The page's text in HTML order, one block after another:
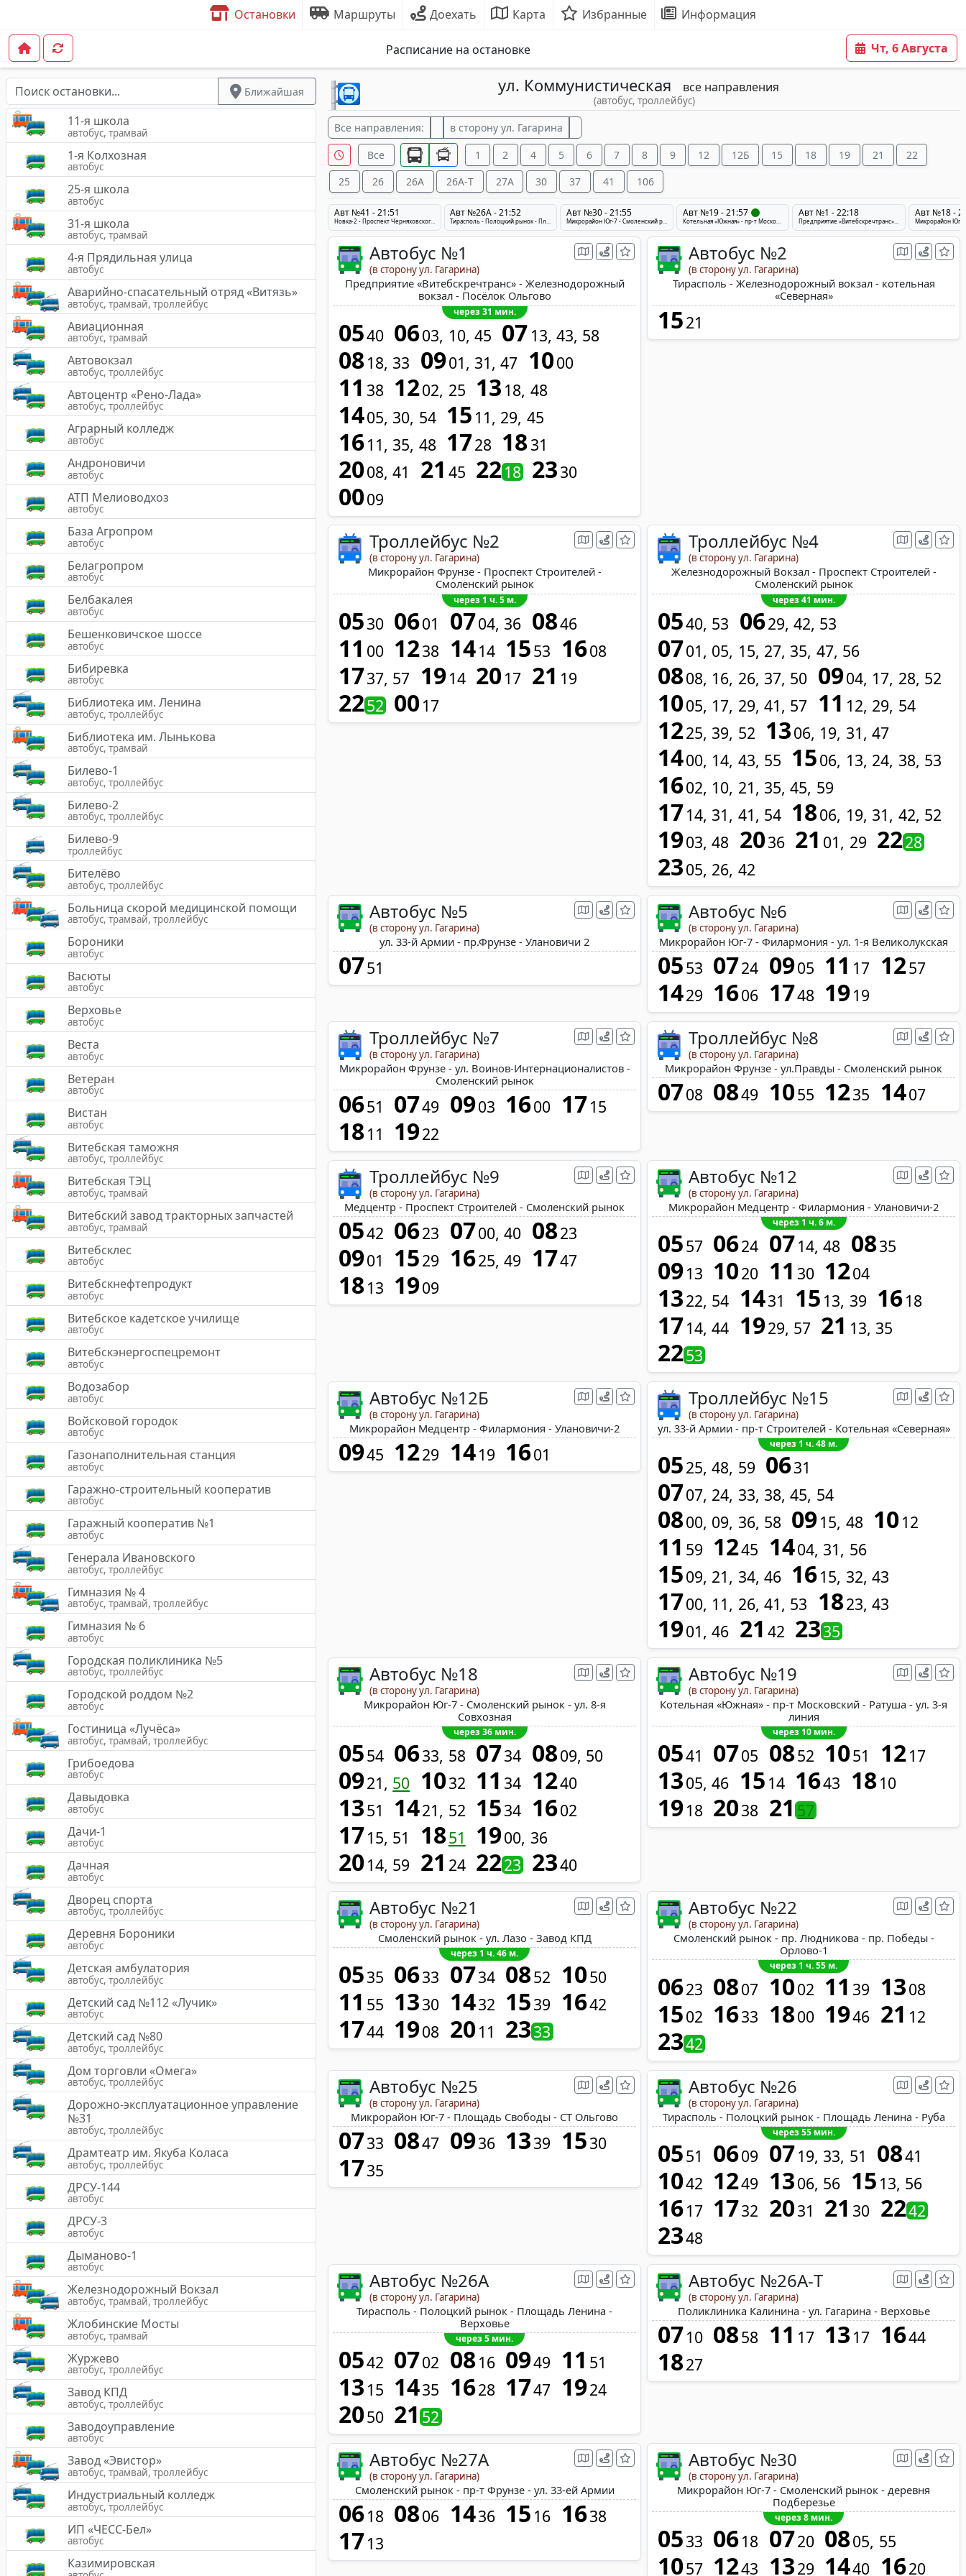
Остановки Маршруты Доехать Карта Избранные Информация
Расписание на остановке Чт, 6 Августа
Ближайшая
11-я школа
автобус, трамвай
1-я Колхозная
автобус
25-я школа
автобус
31-я школа
автобус, трамвай
4-я Прядильная улица
автобус
Аварийно-спасательный отряд «Витязь»
автобус, трамвай, троллейбус
Авиационная
автобус, трамвай
Автовокзал
автобус, троллейбус
Автоцентр «Рено-Лада»
автобус, троллейбус
Аграрный колледж
автобус
Андроновичи
автобус
АТП Мелиоводхоз
автобус
База Агропром
автобус
Белагропром
автобус
Белбакалея
автобус
Бешенковичское шоссе
автобус
Бибиревка
автобус
Библиотека им. Ленина
автобус, троллейбус
Библиотека им. Лынькова
автобус, трамвай
Билево-1
автобус, троллейбус
Билево-2
автобус, троллейбус
Билево-9
троллейбус
Бителёво
автобус, троллейбус
Больница скорой медицинской помощи
автобус, трамвай, троллейбус
Бороники
автобус
Васюты
автобус
Верховье
автобус
Веста
автобус
Ветеран
автобус
Вистан
автобус
Витебская таможня
автобус, троллейбус
Витебская ТЭЦ
автобус, трамвай
Витебский завод тракторных запчастей
автобус, трамвай
Витебсклес
автобус
Витебскнефтепродукт
автобус
Витебское кадетское училище
автобус
Витебскэнергоспецремонт
автобус
Водозабор
автобус
Войсковой городок
автобус
Газонаполнительная станция
автобус
Гаражно-строительный кооператив
автобус
Гаражный кооператив №1
автобус
Генерала Ивановского
автобус, троллейбус
Гимназия № 4
автобус, трамвай, троллейбус
Гимназия № 6
автобус
Городская поликлиника №5
автобус, троллейбус
Городской роддом №2
автобус
Гостиница «Лучёса»
автобус, трамвай, троллейбус
Грибоедова
автобус
Давыдовка
автобус
Дачи-1
автобус
Дачная
автобус
Дворец спорта
автобус, троллейбус
Деревня Бороники
автобус
Детская амбулатория
автобус, троллейбус
Детский сад №112 «Лучик»
автобус
Детский сад №80
автобус, троллейбус
Дом торговли «Омега»
автобус, троллейбус
Дорожно-эксплуатационное управление
№31
автобус, троллейбус
Драмтеатр им. Якуба Коласа
автобус, троллейбус
ДРСУ-144
автобус
ДРСУ-3
автобус
Дыманово-1
автобус
Железнодорожный Вокзал
автобус, трамвай, троллейбус
Жлобинские Мосты
автобус, трамвай
Журжево
автобус, троллейбус
Завод КПД
автобус, троллейбус
Заводоуправление
автобус
Завод «Эвистор»
автобус, трамвай, троллейбус
Индустриальный колледж
автобус, троллейбус
ИП «ЧЕСС-Бел»
автобус
Казимировская
ул. Коммунистическая все направления
(автобус, троллейбус)
Все направления: в сторону ул. Гагарина
Все 1 2 4 5 6 7 8 9 12 12Б 15 18 19 21
22
25
26 26A 26A-Т 27A 30 37 41 106
Авт №41 - 21:51
Новка-2 - Проспект Черняховского - Смоленская площадь
Авт №26A - 21:52 Авт №30 - 21:55
Микрорайон Юг-7 - Смоленский рынок - деревня Подберезье
Авт №19 - 21:57
Котельная «Южная» - пр-т Московский - Ратуша - ул. 3-я линия
Авт №1 - 22:18 Авт №18 -
Автобус №1
(в сторону ул. Гагарина)
Предприятие «Витебскречтранс» - Железнодорожный
вокзал - Посёлок Ольгово
через 31 мин.
0540 0603 10 45 07 13 43 58
0818 33 0901 31 47 1000
11 38 1202 25 13 18 48
1405 30 54 15 11 29 45
1611 35 48 1728 1831
2008 41 21 45 2218 2330
0009
Автобус №2
(в сторону ул. Гагарина)
Тирасполь - Железнодорожный вокзал - котельная
«Северная»
1521
Троллейбус №2
(в сторону ул. Гагарина)
Микрорайон Фрунзе - Проспект Строителей -
Смоленский рынок
через 1 ч. 5 м.
0530 0601 0704 36 0846
11 00 1238 1414 1553 1608
1737 57 1914 2017 21 19
2252 0017
Троллейбус №4
(в сторону ул. Гагарина)
Железнодорожный Вокзал - Проспект Строителей -
Смоленский рынок
через 41 мин.
0540 53 0629 42 53
0701 05 15 27 35 47 56
0808 16 26 37 50 0904 17 28 52
1005 17 29 41 57 11 12 29 54
1225 39 52 1306 19 31 47
1400 14 43 55 1506 13 24 38 53
1602 10 21 35 45 59
1714 31 41 54 1806 19 31 42 52
1903 48 2036 21 01 29 2228
2305 26 42
Автобус №5
(в сторону ул. Гагарина)
ул. 33-й Армии - пр.Фрунзе - Улановичи 2
0751
Автобус №6
(в сторону ул. Гагарина)
Микрорайон Юг-7 - Филармония - ул. 1-я Великолукская
0553 0724 0905 11 17 1257
1429 1606 1748 1919
Троллейбус №7
(в сторону ул. Гагарина)
Микрорайон Фрунзе - ул. Воинов-Интернационалистов -
Смоленский рынок
0651 0749 0903 1600 1715
1811 1922
Троллейбус №8
(в сторону ул. Гагарина)
Микрорайон Фрунзе - ул.Правды - Смоленский рынок
0708 0849 1055 1235 1407
Троллейбус №9
(в сторону ул. Гагарина)
Медцентр - Проспект Строителей - Смоленский рынок
0542 0623 0700 40 0823
0901 1529 1625 49 1747
1813 1909
Автобус №12
(в сторону ул. Гагарина)
Микрорайон Медцентр - Филармония - Улановичи-2
через 1 ч. 6 м.
0557 0624 0714 48 0835
0913 1020 11 30 1204
1322 54 1431 15 13 39 1618
1714 44 1929 57 21 13 35
2253
Автобус №12Б
(в сторону ул. Гагарина)
Микрорайон Медцентр - Филармония - Улановичи-2
0945 1229 1419 1601
Троллейбус №15
(в сторону ул. Гагарина)
ул. 33-й Армии - пр-т Строителей - Котельная «Северная»
через 1 ч. 48 м.
0525 48 59 0631
0707 24 33 38 45 54
0800 09 36 58 0915 48 1012
11 59 1245 1404 31 56
1509 21 34 46 1615 32 43
1700 11 26 41 53 1823 43
1901 46 21 42 2335
Автобус №18
(в сторону ул. Гагарина)
Микрорайон Юг-7 - Смоленский рынок - ул. 8-я
Совхозная
через 36 мин.
0554 0633 58 0734 0809 50
0921 50 1032 11 34 1240
1351 1421 52 1534 1602
1715 51 1851 1900 36
2014 59 21 24 2223 2340
Автобус №19
(в сторону ул. Гагарина)
Котельная «Южная» - пр-т Московский - Ратуша - ул. 3-я
линия
через 10 мин.
0541 0705 0852 1051 1217
1305 46 15 14 1643 1810
1918 2038 21 57
Автобус №21
(в сторону ул. Гагарина)
Смоленский рынок - ул. Лазо - Завод КПД
через 1 ч. 46 м.
0535 0633 0734 0852 1050
11 55 1330 1432 1539 1642
1744 1908 2011 2333
Автобус №22
(в сторону ул. Гагарина)
Смоленский рынок - пр. Людникова - пр. Победы -
Орлово-1
через 1 ч. 55 м.
0623 0807 1002 11 39 1308
1502 1633 1800 1946 21 12
2342
Автобус №25
(в сторону ул. Гагарина)
Микрорайон Юг-7 - Площадь Свободы - СТ Ольгово
0733 0847 0936 1339 1530
1735
Автобус №26
(в сторону ул. Гагарина)
Тирасполь - Полоцкий рынок - Площадь Ленина - Руба
через 55 мин.
0551 0609 0719 33 51 0841
1042 1249 1306 56 15 13 56
1617 1732 2031 21 30 2242
2348
Автобус №26A
(в сторону ул. Гагарина)
Тирасполь - Полоцкий рынок - Площадь Ленина -
Верховье
через 5 мин.
0542 0702 0816 0949 11 51
13 15 1435 1628 1747 1924
2050 2152
Автобус №26A-Т
(в сторону ул. Гагарина)
Поликлиника Калинина - ул. Гагарина - Верховье
0710 0858 11 17 13 17 1644
1827
Автобус №27A
(в сторону ул. Гагарина)
Смоленский рынок - пр-т Фрунзе - ул. 33-ей Армии
0618 0806 1436 15 16 1638
1713
Автобус №30
(в сторону ул. Гагарина)
Микрорайон Юг-7 - Смоленский рынок - деревня
Подберезье
через 8 мин.
0533 0618 0720 0805 55
1057 1243 1329 1440 1620